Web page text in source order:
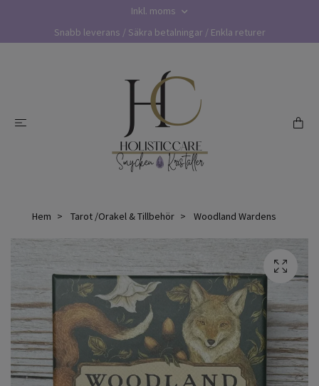
Inkl. moms
Snabb leverans / Säkra betalningar / Enkla returer
Hem Tarot /Orakel & Tillbehör Woodland Wardens